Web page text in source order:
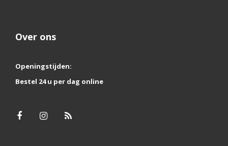
Over ons
Openingstijden:
Bestel 24 u per dag online